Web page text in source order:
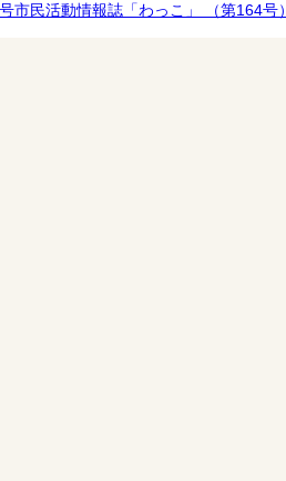
市民活動情報誌「わっこ」 （第164号）